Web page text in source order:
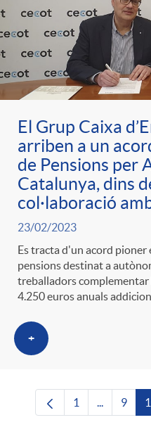
El Grup Caixa
arriben a un
de Pensions per
Catalunya, dins
col·laboració
23/02/2023
Es tracta d'un acord
pensions destinat a
treballadors complementar
4.250 euros anuals
+
Pàgina
1 ...Pàgines
9